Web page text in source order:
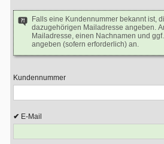
Falls eine Kundennummer bekannt ist,
dazugehörigen Mailadresse angeben.
Mailadresse, einen Nachnamen und
angeben (sofern erforderlich) an.
Kundennummer
E-Mail